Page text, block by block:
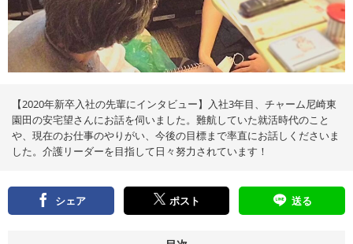
る
情
報
メ
デ
【2020年新卒入社の先輩にインタビュー】入社3年目、チャーム尼崎東
園田の安宅望さんにお話を伺いました。難航していた就活時代のこと
や、現在のお仕事のやりがい、今後の目標まで率直にお話しくださいま
した。介護リーダーを目指して日々努力されています！
シェア ポスト 送る